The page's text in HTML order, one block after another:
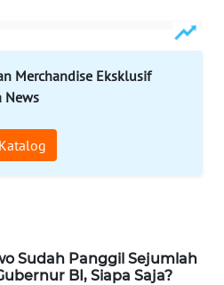
Merchandise Eksklusif
News
Sudah Panggil Sejumlah
BI, Siapa Saja?